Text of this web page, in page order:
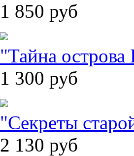
1 850 руб
"Тайна острова
1 300 руб
"Секреты
2 130 руб